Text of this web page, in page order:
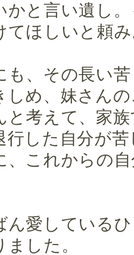
かと言い遺し
てほしいと頼
も、その長い
しめ、妹さん
と考えて、家
行した自分が
、これからの
ん愛している
ました。